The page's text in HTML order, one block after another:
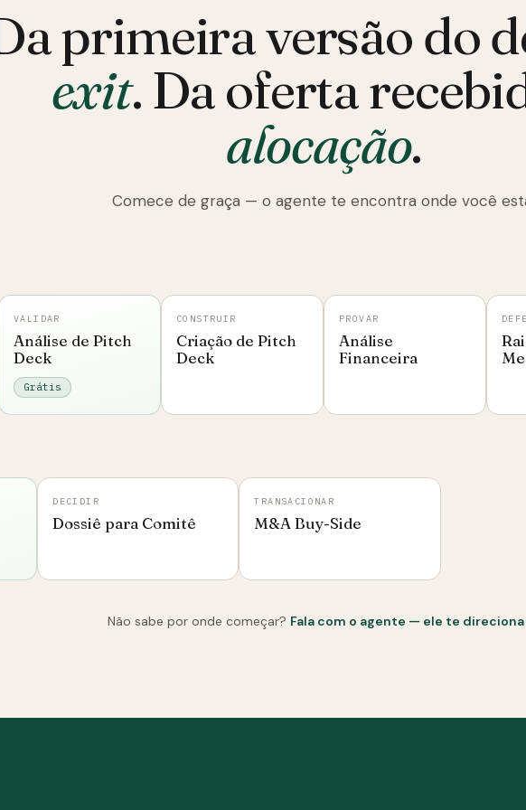
primeira versão do
exit. Da oferta
alocação.
Comece de graça — o agente te encontra onde você
VALIDAR
Análise de Pitch
Deck
Grátis
CONSTRUIR
Criação de Pitch
Deck
PROVAR
Análise
Financeira
DECIDIR
Dossiê para Comitê
TRANSACIONAR
M&A Buy-Side
Não sabe por onde começar? Fala com o agente — ele te